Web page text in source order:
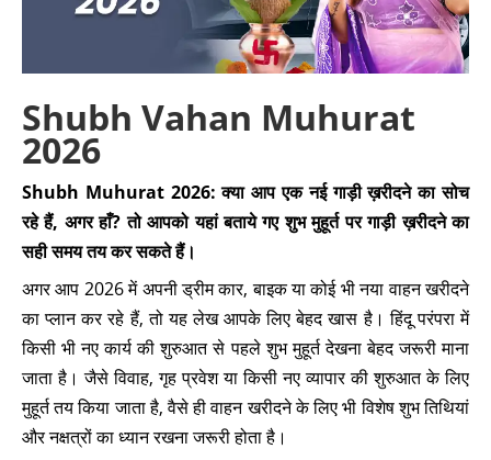
Shubh Vahan Muhurat
2026
Shubh Muhurat 2026: क्या आप एक नई गाड़ी ख़रीदने का सोच
रहे हैं, अगर हाँ? तो आपको यहां बताये गए शुभ मुहूर्त पर गाड़ी ख़रीदने का
सही समय तय कर सकते हैं।
अगर आप 2026 में अपनी ड्रीम कार, बाइक या कोई भी नया वाहन खरीदने
का प्लान कर रहे हैं, तो यह लेख आपके लिए बेहद खास है। हिंदू परंपरा में
किसी भी नए कार्य की शुरुआत से पहले शुभ मुहूर्त देखना बेहद जरूरी माना
जाता है। जैसे विवाह, गृह प्रवेश या किसी नए व्यापार की शुरुआत के लिए
मुहूर्त तय किया जाता है, वैसे ही वाहन खरीदने के लिए भी विशेष शुभ तिथियां
और नक्षत्रों का ध्यान रखना जरूरी होता है।